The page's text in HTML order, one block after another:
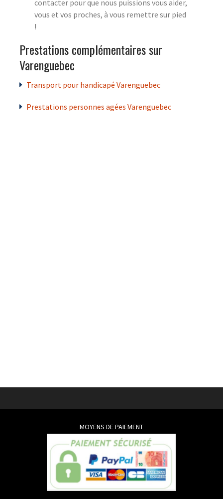
contacter pour que nous puissions vous aider,
vous et vos proches, à vous remettre sur pied
!
Prestations complémentaires sur
Varenguebec
Transport pour handicapé Varenguebec
Prestations personnes agées Varenguebec
MOYENS DE PAIEMENT